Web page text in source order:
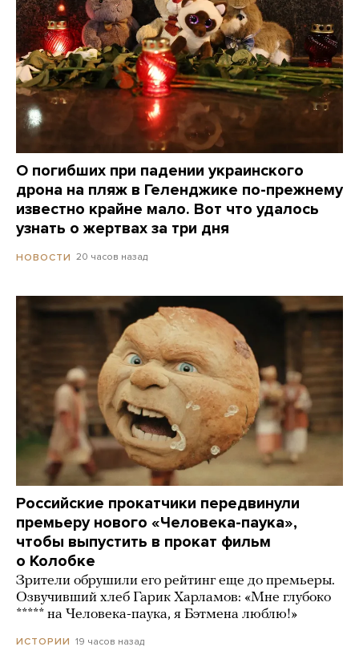
О погибших при падении украинского
дрона на пляж в Геленджике по-прежнему
известно крайне мало. Вот что удалось
узнать о жертвах за три дня
НОВОСТИ 20 часов назад
Российские прокатчики передвинули
премьеру нового «Человека-паука»,
чтобы выпустить в прокат фильм
о Колобке
Зрители обрушили его рейтинг еще до премьеры.
Озвучивший хлеб Гарик Харламов: «Мне глубоко
***** на Человека-паука, я Бэтмена люблю!»
ИСТОРИИ 19 часов назад